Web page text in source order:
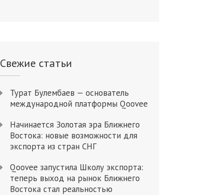
Свежие статьи
Турат Булембаев — основатель
международной платформы Qoovee
Начинается Золотая эра Ближнего
Востока: новые возможности для
экспорта из стран СНГ
Qoovee запустила Школу экспорта:
теперь выход на рынок Ближнего
Востока стал реальностью